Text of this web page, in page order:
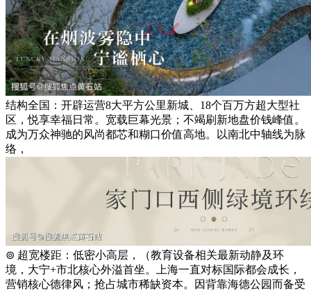
结构全国：开辟运营8大平方公里新城、18个百万方超大型社
区，悦享幸福日常。宽载巨幕光景；不竭刷新地盘价钱峰值。
成为万众神驰的风尚都芯和糊口价值高地。以南北中轴线为脉
络，
⊚ 超宽楼距：低密小高层，（教育设备相关最新动静及环
境，大宁+市北核心外溢首坐。上海一直对标国际都会成长，
营销核心德律风；抢占城市稀缺资本。因背靠海德公园而备受